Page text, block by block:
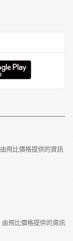
由飛比價格提供的資訊
由飛比價格提供的資訊